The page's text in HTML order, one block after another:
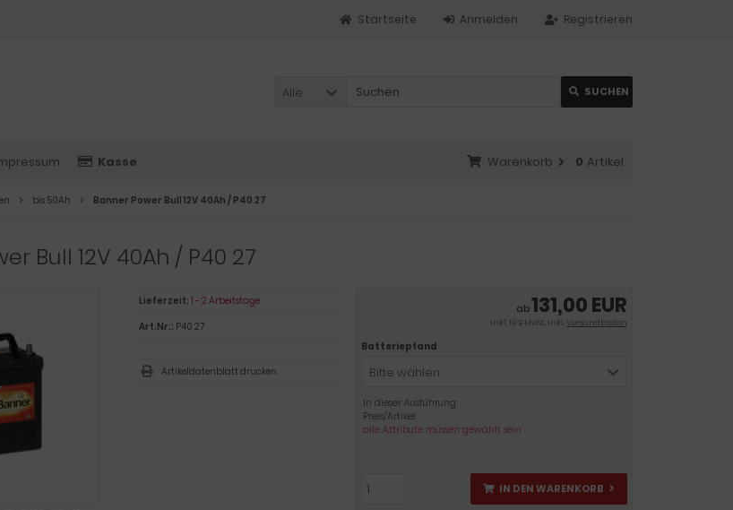
Registrieren
Anmelden
Startseite
Alle SUCHEN
Kasse Warenkorb 0 Artikel
bis 50Ah Banner Power Bull 12V 40Ah / P40 27
Bull 12V 40Ah / P40 27
ab131,00 EUR
inkl. 19 % MwSt. inkl.Versandkosten
Batteriepfand
Bitte wählen
In dieser Ausführung:
Preis/Artikel
alle Attribute müssen gewählt sein
IN DEN WARENKORB
Lieferzeit: 1 - 2 Arbeitstage
Art.Nr.: P40 27
Artikeldatenblatt drucken